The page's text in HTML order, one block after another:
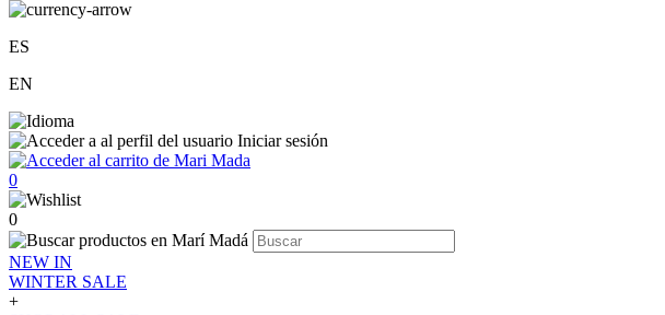
ES
EN
Iniciar sesión
0
0
NEW IN
WINTER SALE
+